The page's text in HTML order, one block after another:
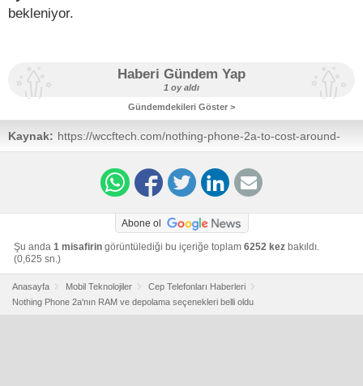
bekleniyor.
Haberi Gündem Yap
1 oy aldı
Gündemdekileri Göster >
Kaynak: https://wccftech.com/nothing-phone-2a-to-cost-around-
100-cheaper-than-the-nothing-phone-1-available-in-two-
Abone ol
Şu anda 1 misafirin görüntülediği bu içeriğe toplam 6252 kez bakıldı.
(0,625 sn.)
Anasayfa Mobil Teknolojiler
Cep Telefonları Haberleri
Nothing Phone 2a'nın RAM ve depolama seçenekleri belli oldu